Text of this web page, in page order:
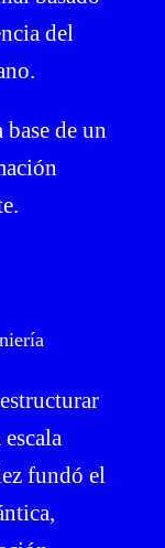
del
de un
fundó el